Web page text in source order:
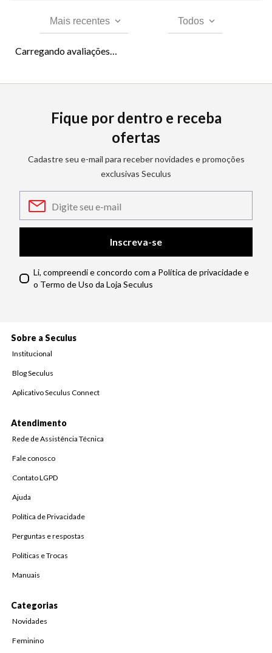
Mais recentes Todos
Carregando avaliações…
Fique por dentro e receba
ofertas
Cadastre seu e-mail para receber novidades e promoções
exclusivas Seculus
Inscreva-se
Li, compreendi e concordo com a Política de privacidade e
o Termo de Uso da Loja Seculus
Sobre a Seculus
Institucional
Blog Seculus
Aplicativo Seculus Connect
Atendimento
Rede de Assistência Técnica
Fale conosco
Contato LGPD
Ajuda
Política de Privacidade
Perguntas e respostas
Políticas e Trocas
Manuais
Categorias
Novidades
Feminino